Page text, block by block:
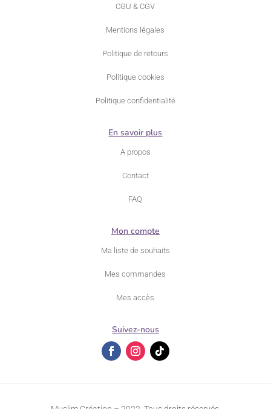
CGU & CGV
Mentions légales
Politique de retours
Politique cookies
Politique confidentialité
En savoir plus
A propos
Contact
FAQ
Mon compte
Ma liste de souhaits
Mes commandes
Mes accès
Suivez-nous